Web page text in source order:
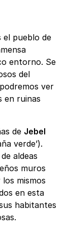
el pueblo de
entorno. Se
del
ver
en ruinas
de Jebel
verde’).
aldeas
muros
mismos
en esta
habitantes